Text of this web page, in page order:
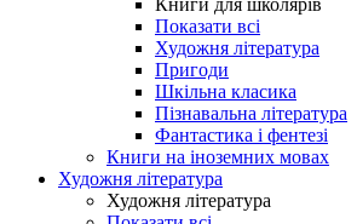
Книги для школярів
Показати всі
Художня література
Пригоди
Шкільна класика
Пізнавальна література
Фантастика і фентезі
Книги на іноземних мовах
Художня література
Художня література